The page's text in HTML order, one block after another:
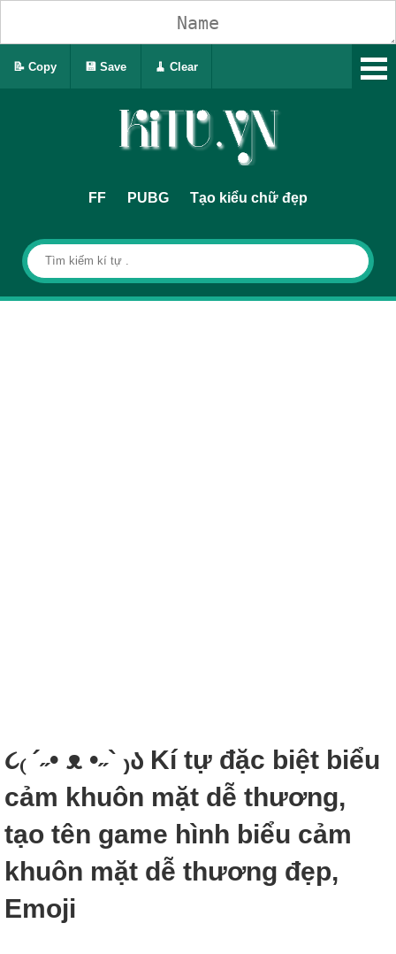
FF PUBG Tạo kiểu chữ đẹp
૮₍ ´˶• ᴥ •˶` ₎ა Kí tự đặc biệt biểu
cảm khuôn mặt dễ thương,
tạo tên game hình biểu cảm
khuôn mặt dễ thương đẹp,
Emoji
📝 Copy 💾 Save 🧹 Clear